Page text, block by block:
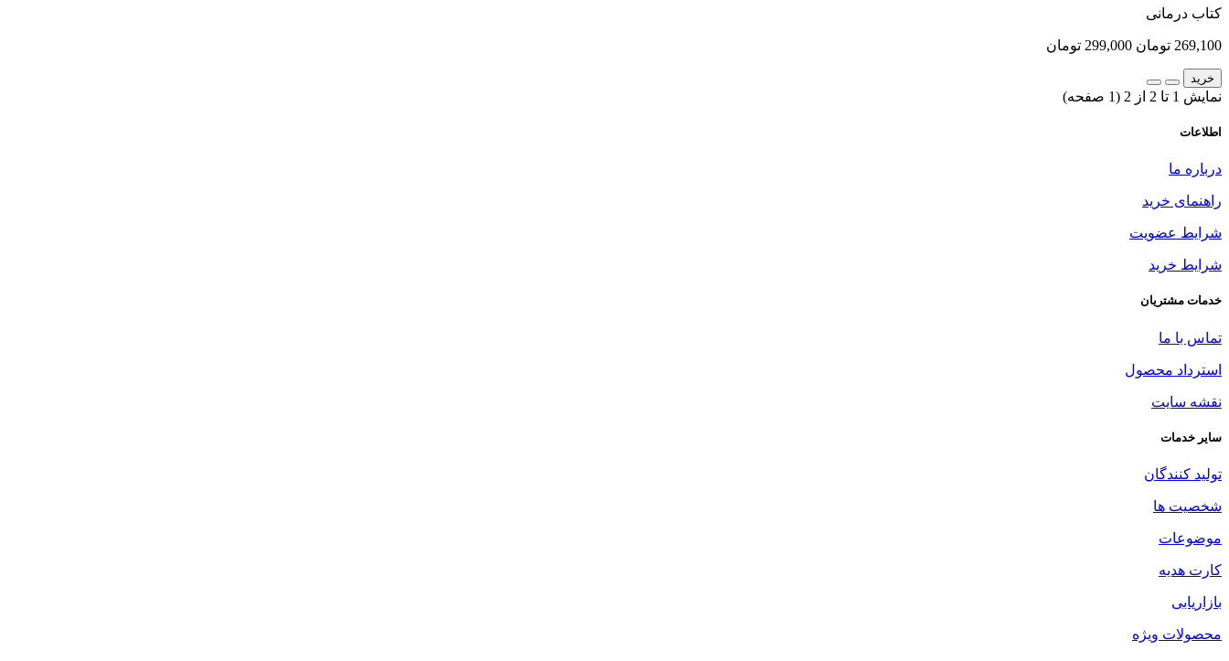
کتاب درمانی
269,100 تومان 299,000 تومان
خرید
نمایش 1 تا 2 از 2 (1 صفحه)
اطلاعات
درباره ما
راهنمای خرید
شرایط عضویت
شرایط خرید
خدمات مشتریان
تماس با ما
استرداد محصول
نقشه سایت
سایر خدمات
تولید کنندگان
شخصیت ها
موضوعات
کارت هدیه
بازاریابی
محصولات ویژه